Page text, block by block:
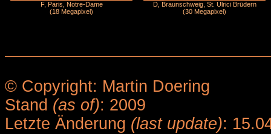
F, Paris, Notre-Dame
(18 Megapixel)
D, Braunschweig, St. Ulrici Brüdern
(30 Megapixel)
© Copyright: Martin Doering
Stand (as of): 2009
Letzte Änderung (last update):